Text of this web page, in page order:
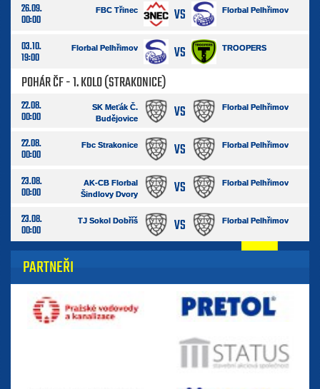
26.09.
00:00
FBC Třinec VS Florbal Pelhřimov
03.10.
19:00
Florbal Pelhřimov VS TROOPERS
POHÁR ČF - 1. KOLO (STRAKONICE)
22.08.
00:00
SK Meťák Č.
Budějovice
VS Florbal Pelhřimov
22.08.
00:00
Fbc Strakonice VS Florbal Pelhřimov
23.08.
00:00
AK-CB Florbal
Šindlovy Dvory
VS Florbal Pelhřimov
23.08.
00:00
TJ Sokol Dobříš VS Florbal Pelhřimov
PARTNEŘI